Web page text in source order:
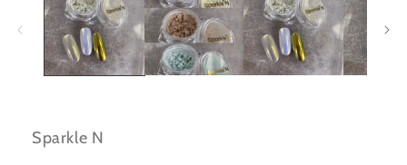
體
Sparkle N